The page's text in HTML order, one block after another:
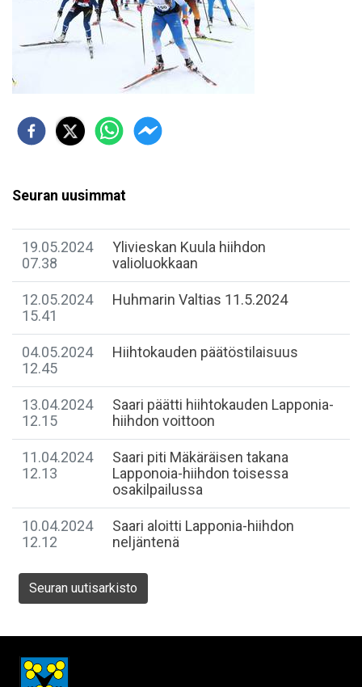
Seuran uusimmat
19.05.2024
07.38
Ylivieskan Kuula hiihdon
valioluokkaan
12.05.2024
15.41
Huhmarin Valtias 11.5.2024
04.05.2024
12.45
Hiihtokauden päätöstilaisuus
13.04.2024
12.15
Saari päätti hiihtokauden Lapponia-
hiihdon voittoon
11.04.2024
12.13
Saari piti Mäkäräisen takana
Lapponoia-hiihdon toisessa
osakilpailussa
10.04.2024
12.12
Saari aloitti Lapponia-hiihdon
neljäntenä
Seuran uutisarkisto